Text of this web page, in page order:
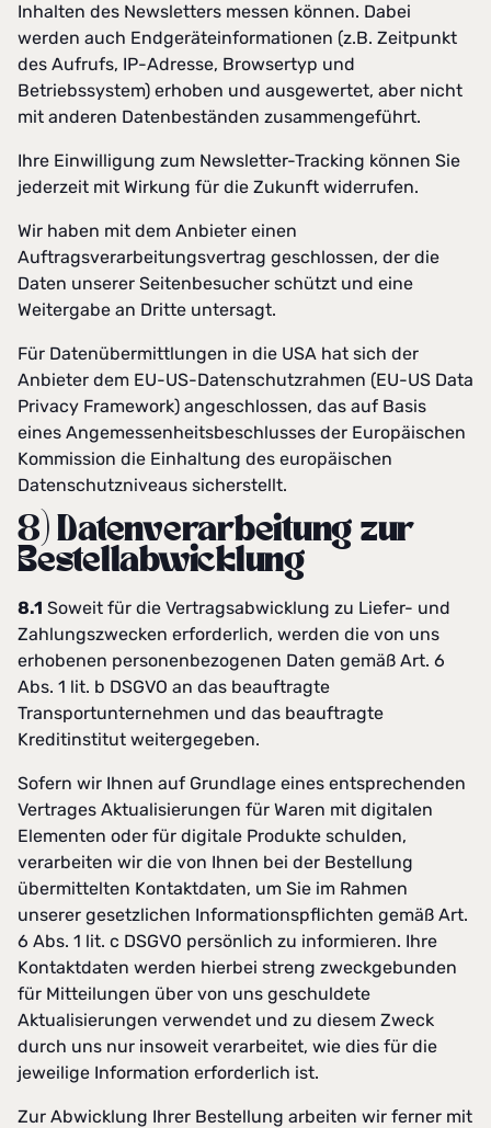
Inhalten des Newsletters messen können. Dabei
werden auch Endgeräteinformationen (z.B. Zeitpunkt
des Aufrufs, IP-Adresse, Browsertyp und
Betriebssystem) erhoben und ausgewertet, aber nicht
mit anderen Datenbeständen zusammengeführt.
Ihre Einwilligung zum Newsletter-Tracking können Sie
jederzeit mit Wirkung für die Zukunft widerrufen.
Wir haben mit dem Anbieter einen
Auftragsverarbeitungsvertrag geschlossen, der die
Daten unserer Seitenbesucher schützt und eine
Weitergabe an Dritte untersagt.
Für Datenübermittlungen in die USA hat sich der
Anbieter dem EU-US-Datenschutzrahmen (EU-US Data
Privacy Framework) angeschlossen, das auf Basis
eines Angemessenheitsbeschlusses der Europäischen
Kommission die Einhaltung des europäischen
Datenschutzniveaus sicherstellt.
8) Datenverarbeitung zur
Bestellabwicklung
8.1 Soweit für die Vertragsabwicklung zu Liefer- und
Zahlungszwecken erforderlich, werden die von uns
erhobenen personenbezogenen Daten gemäß Art. 6
Abs. 1 lit. b DSGVO an das beauftragte
Transportunternehmen und das beauftragte
Kreditinstitut weitergegeben.
Sofern wir Ihnen auf Grundlage eines entsprechenden
Vertrages Aktualisierungen für Waren mit digitalen
Elementen oder für digitale Produkte schulden,
verarbeiten wir die von Ihnen bei der Bestellung
übermittelten Kontaktdaten, um Sie im Rahmen
unserer gesetzlichen Informationspflichten gemäß Art.
6 Abs. 1 lit. c DSGVO persönlich zu informieren. Ihre
Kontaktdaten werden hierbei streng zweckgebunden
für Mitteilungen über von uns geschuldete
Aktualisierungen verwendet und zu diesem Zweck
durch uns nur insoweit verarbeitet, wie dies für die
jeweilige Information erforderlich ist.
Zur Abwicklung Ihrer Bestellung arbeiten wir ferner mit